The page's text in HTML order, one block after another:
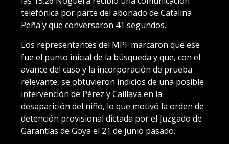
telefónica por parte del abonado de Catalina
Peña y que conversaron 41 segundos.
Los representantes del MPF marcaron que ese
fue el punto inicial de la búsqueda y que, con el
avance del caso y la incorporación de prueba
relevante, se obtuvieron indicios de una posible
intervención de Pérez y Caillava en la
desaparición del niño, lo que motivó la orden de
detención provisional dictada por el Juzgado de
Garantías de Goya el 21 de junio pasado.